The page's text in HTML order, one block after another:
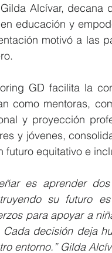
Alcívar, decana
educación y
motivó a las
GD facilita la
como mentoras,
y proyección
y jóvenes,
futuro equitativo e
es aprender
su futuro
para apoyar a
Cada decisión deja
entorno.” Gilda